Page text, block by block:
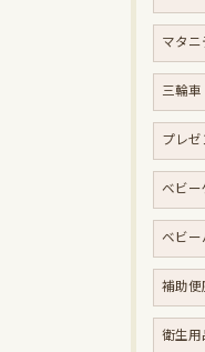
マタニ
三輪車
プレゼ
ベビ
ベビ
補助便
衛生用